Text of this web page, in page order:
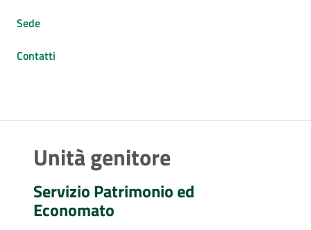
Sede
Contatti
Unità genitore
Servizio Patrimonio ed
Economato